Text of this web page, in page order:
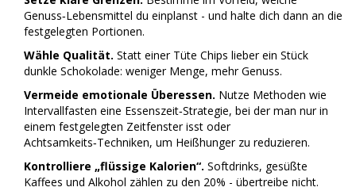
Genuss‑Lebensmittel du einplanst - und halte dich dann an die
festgelegten Portionen.
Wähle Qualität. Statt einer Tüte Chips lieber ein Stück
dunkle Schokolade: weniger Menge, mehr Genuss.
Vermeide emotionale Überessen. Nutze Methoden wie
Intervallfasten eine Essenszeit‑Strategie, bei der man nur in
einem festgelegten Zeitfenster isst oder
Achtsamkeits‑Techniken, um Heißhunger zu reduzieren.
Kontrolliere „flüssige Kalorien“. Softdrinks, gesüßte
Kaffees und Alkohol zählen zu den 20% - übertreibe nicht.